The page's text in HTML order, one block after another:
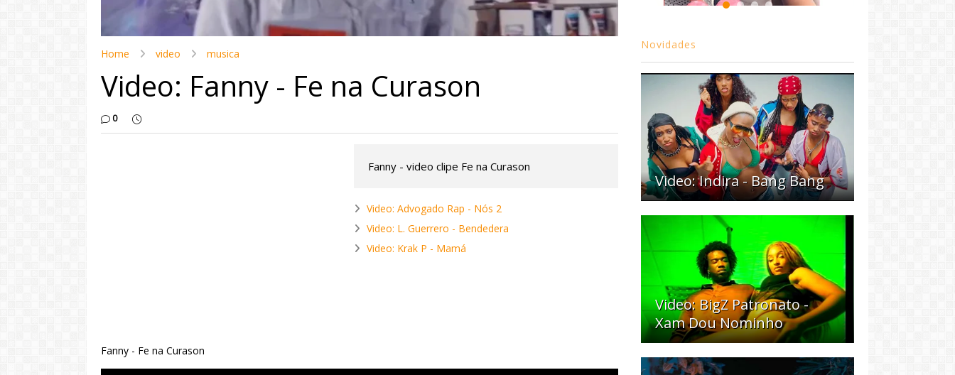
Home video musica
Video: Fanny - Fe na Curason
0
Fanny - video clipe Fe na Curason
Video: Advogado Rap - Nós 2
Video: L. Guerrero - Bendedera
Video: Krak P - Mamá
Fanny - Fe na Curason
Novidades
Video: Indira - Bang Bang
Video: BigZ Patronato -
Xam Dou Nominho